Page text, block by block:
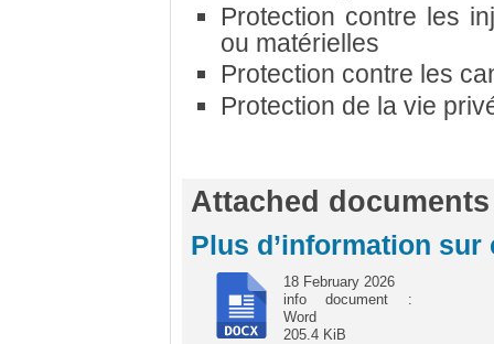
Protection contre les
ou matérielles
Protection contre les
Protection de la vie
Attached documents
Plus d’information sur
18 February 2026
info document :
Word
205.4 KiB